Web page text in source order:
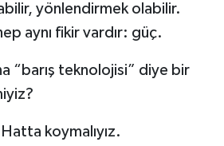
yönlendirmek olabilir.
aynı fikir vardır: güç.
“barış teknolojisi” diye bir
koymalıyız.